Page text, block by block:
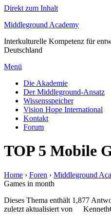
Direkt zum Inhalt
Middleground Academy
Interkulturelle Kompetenz für
Deutschland
Menü
Die Akademie
Der Middleground-Ansatz
Wissensspeicher
Vision Hope International
Kontakt
Forum
TOP 5 Mobile
Home › Foren › Middleground
Games in month
Dieses Thema enthält 1,877
zuletzt aktualisiert von